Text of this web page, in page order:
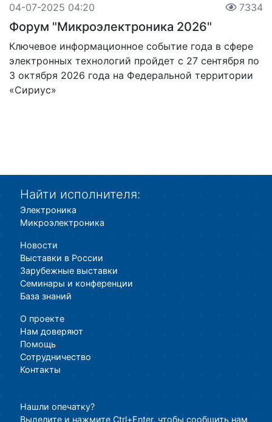
04-07-2025 04:20 7334
Форум "Микроэлектроника 2026"
Ключевое информационное событие года в сфере
электронных технологий пройдет с 27 сентября по
3 октября 2026 года на Федеральной территории
«Сириус»
Найти исполнителя:
Электроника
Микроэлектроника
Новости
Выставки в России
Зарубежные выставки
Семинары и конференции
База знаний
О проекте
Нам доверяют
Помощь
Сотрудничество
Контакты
Нашли опечатку?
Выделите и нажмите Ctrl+Enter, чтобы сообщить нам